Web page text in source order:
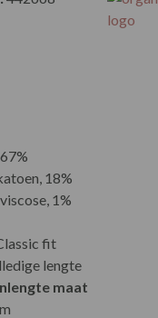
67% biologisch katoen,
1% elastaan
fit
maat 12:
taille met
en ritssluiting